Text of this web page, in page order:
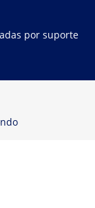
por suporte